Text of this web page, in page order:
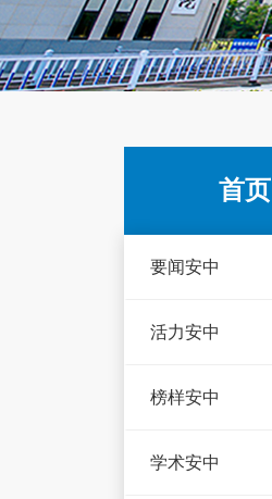
首页
要闻安中
活力安中
榜样安中
学术安中